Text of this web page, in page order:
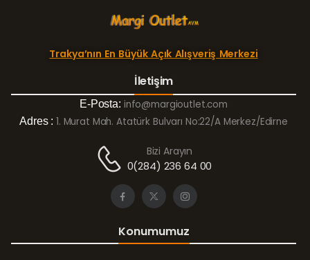
Trakya’nın En Büyük Açık Alışveriş Merkezi
İletişim
E-Posta: info@margioutlet.com
Adres : 1. Murat Mah. Atatürk Bulvarı No:22/A Merkez/Edirne
Bizi Arayın
0(284) 236 64 00
Konumumuz